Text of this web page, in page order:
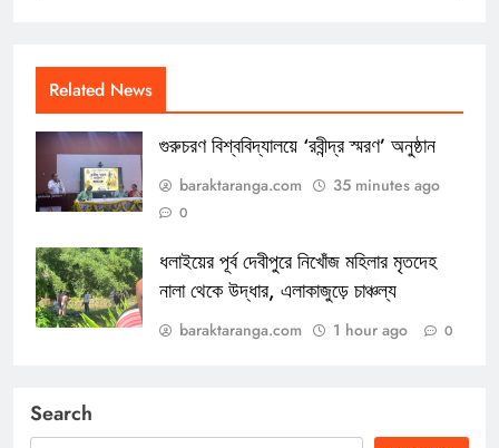
Related News
গুরুচরণ বিশ্ববিদ্যালয়ে ‘রবীন্দ্র স্মরণ’ অনুষ্ঠান
baraktaranga.com 35 minutes ago
0
ধলাইয়ের পূর্ব দেবীপুরে নিখোঁজ মহিলার মৃতদেহ
নালা থেকে উদ্ধার, এলাকাজুড়ে চাঞ্চল্য
baraktaranga.com 1 hour ago 0
Search